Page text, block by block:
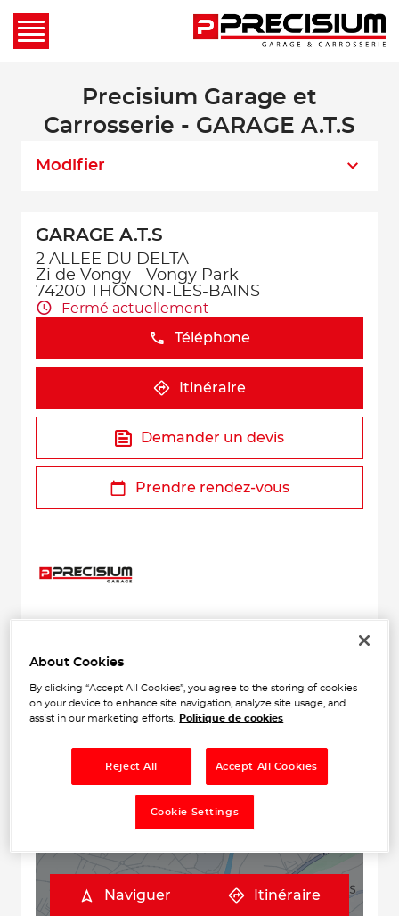
Precisium Garage et
Carrosserie - GARAGE A.T.S
Modifier
GARAGE A.T.S
2 ALLEE DU DELTA
Zi de Vongy - Vongy Park
74200 THONON-LES-BAINS
Fermé actuellement
Téléphone
Itinéraire
Demander un devis
Prendre rendez-vous
−
Naviguer Itinéraire
About Cookies
By clicking “Accept All Cookies”, you agree to the storing of cookies
on your device to enhance site navigation, analyze site usage, and
assist in our marketing efforts.
Politique de cookies
Reject All Accept All Cookies
Cookie Settings